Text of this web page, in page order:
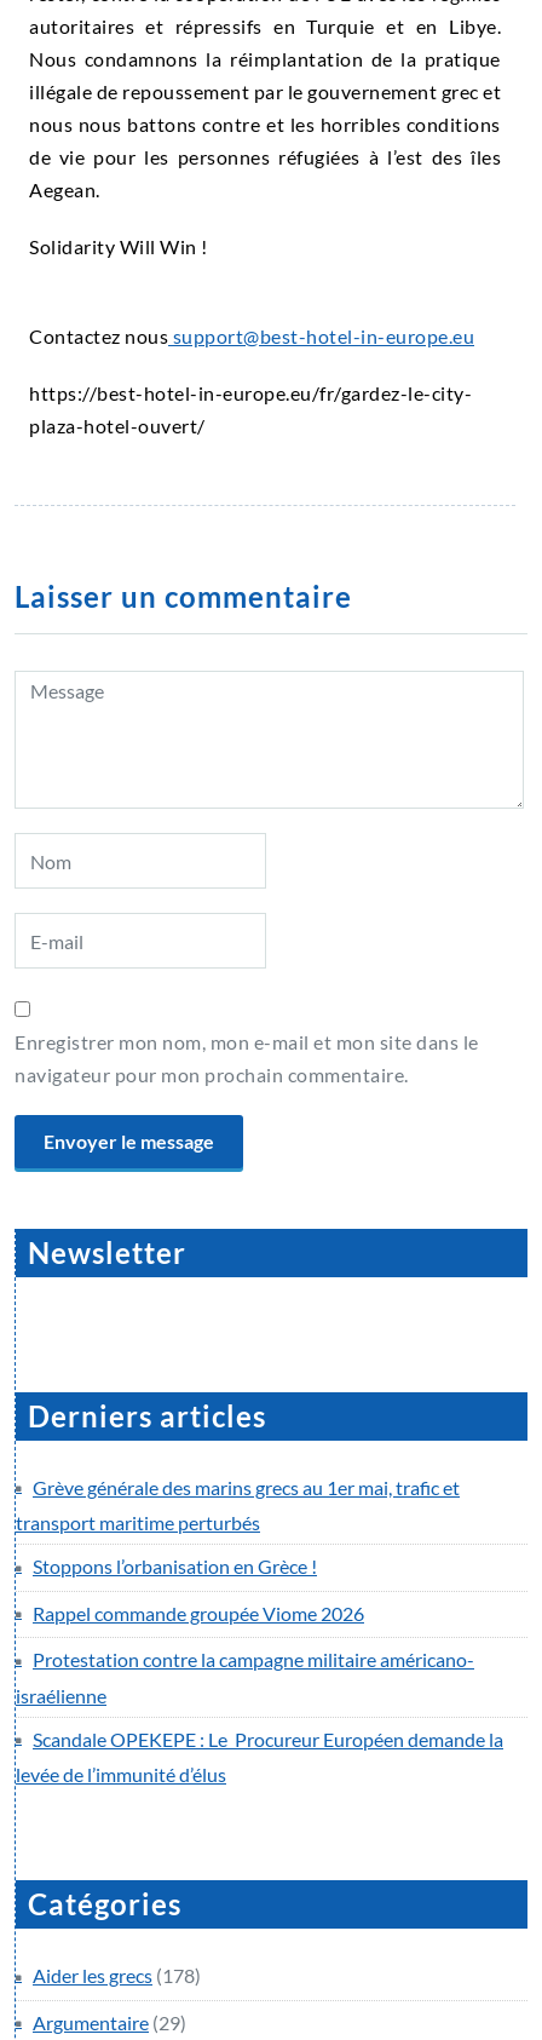
autoritaires et répressifs en Turquie et en Libye.
Nous condamnons la réimplantation de la pratique
illégale de repoussement par le gouvernement grec et
nous nous battons contre et les horribles conditions
de vie pour les personnes réfugiées à l’est des îles
Aegean.
Solidarity Will Win !
Contactez nous support@best-hotel-in-europe.eu
https://best-hotel-in-europe.eu/fr/gardez-le-city-
plaza-hotel-ouvert/
Laisser un commentaire
Enregistrer mon nom, mon e-mail et mon site dans le
navigateur pour mon prochain commentaire.
Newsletter
Derniers articles
Grève générale des marins grecs au 1er mai, trafic et
transport maritime perturbés
Stoppons l’orbanisation en Grèce !
Rappel commande groupée Viome 2026
Protestation contre la campagne militaire américano-
israélienne
Scandale OPEKEPE : Le Procureur Européen demande la
levée de l’immunité d’élus
Catégories
Aider les grecs (178)
Argumentaire (29)